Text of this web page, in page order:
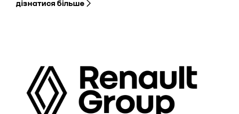
дізнатися більше